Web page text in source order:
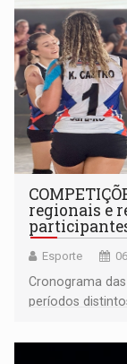
regionais e
Esporte
Cronograma
períodos